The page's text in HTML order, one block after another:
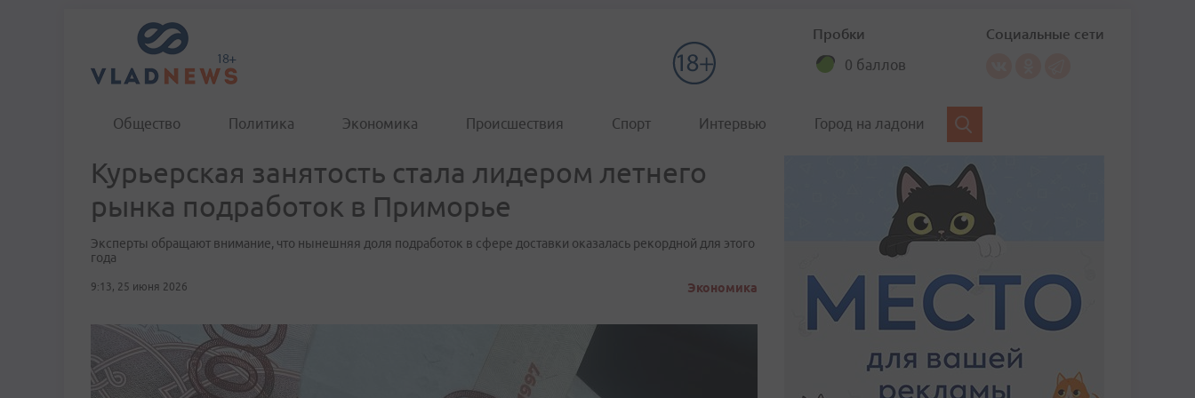
Пробки
0 баллов
Социальные сети
Общество Политика Экономика Происшествия Спорт Интервью Город на ладони
Курьерская занятость стала лидером летнего
рынка подработок в Приморье
Эксперты обращают внимание, что нынешняя доля подработок в сфере доставки оказалась рекордной для этого
года
9:13, 25 июня 2026 Экономика